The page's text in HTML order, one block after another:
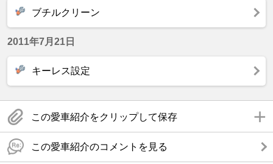
ブチルクリーン
2011年7月21日
キーレス設定
この愛車紹介をクリップして保存
この愛車紹介のコメントを見る